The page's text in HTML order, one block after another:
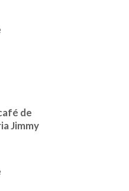
de
Jimmy